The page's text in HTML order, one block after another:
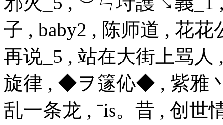
子 , baby2 , 陈师道 , 花
再说_5 , 站在大街上骂人
旋律 , ◆ヲ篴伈◆ , 紫雅
乱一条龙 , ˉis。昔 , 创世